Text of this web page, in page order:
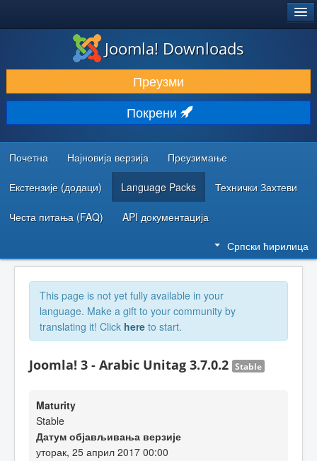
ПРЕУЗИМАЊЕ И ПРОШИРЕЊА (ЕКСТЕНЗИЈЕ)
ОТКРИЈТЕ И НАУЧИТЕ
ЗАЈЕДНИЦА И ПОДРШКА
РЕСУРСИ ЗА РАЗВОЈ
Joomla! Downloads
Преузми
Покрени
Почетна Најновија верзија Преузимање
Екстензије (додаци) Language Packs Технички Захтеви
Честа питања (FAQ) API документација
Српски ћирилица
This page is not yet fully available in your
language. Make a gift to your community by
translating it! Click here to start.
Joomla! 3 - Arabic Unitag 3.7.0.2 Stable
Maturity
Stable
Датум објављивања верзије
уторак, 25 април 2017 00:00